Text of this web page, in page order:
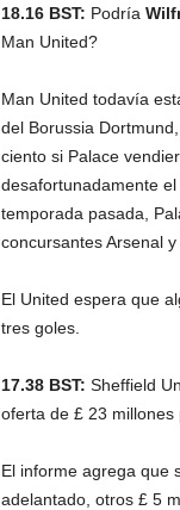
18.16 BST: Podría
Man United?
Man United todavía
del Borussia
ciento si Palace
desafortunadamente
temporada pasada,
concursantes Arsenal
El United espera que
tres goles.
17.38 BST: Sheffield
oferta de £ 23 millones
El informe agrega que
adelantado, otros £ 5